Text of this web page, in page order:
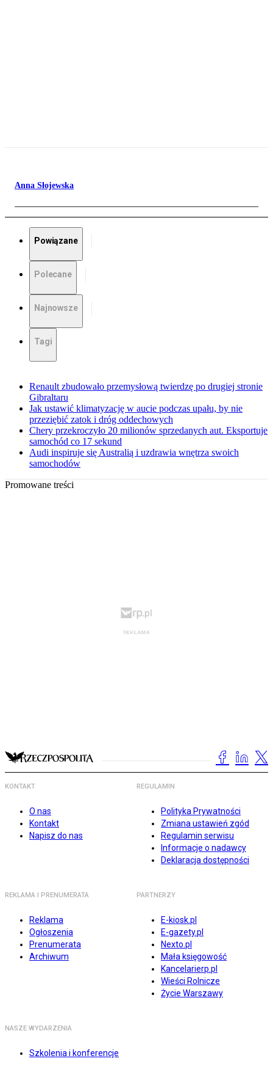
Anna Słojewska
Powiązane
Polecane
Najnowsze
Tagi
Renault zbudowało przemysłową twierdzę po drugiej stronie
Gibraltaru
Jak ustawić klimatyzację w aucie podczas upału, by nie
przeziębić zatok i dróg oddechowych
Chery przekroczyło 20 milionów sprzedanych aut. Eksportuje
samochód co 17 sekund
Audi inspiruje się Australią i uzdrawia wnętrza swoich
samochodów
Promowane treści
KONTAKT
O nas
Kontakt
Napisz do nas
REGULAMIN
Polityka Prywatności
Zmiana ustawień zgód
Regulamin serwisu
Informacje o nadawcy
Deklaracja dostępności
REKLAMA I PRENUMERATA
Reklama
Ogłoszenia
Prenumerata
Archiwum
PARTNERZY
E-kiosk.pl
E-gazety.pl
Nexto.pl
Mała księgowość
Kancelarierp.pl
Wieści Rolnicze
Życie Warszawy
NASZE WYDARZENIA
Szkolenia i konferencje